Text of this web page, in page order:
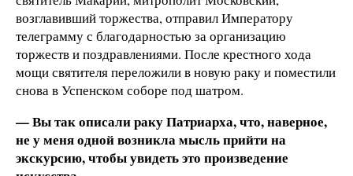
возглавивший торжества, отправил Императору
телеграмму с благодарностью за организацию
торжеств и поздравлениями. После крестного хода
мощи святителя переложили в новую раку и поместили
снова в Успенском соборе под шатром.
— Вы так описали раку Патриарха, что, наверное,
не у меня одной возникла мысль прийти на
экскурсию, чтобы увидеть это произведение